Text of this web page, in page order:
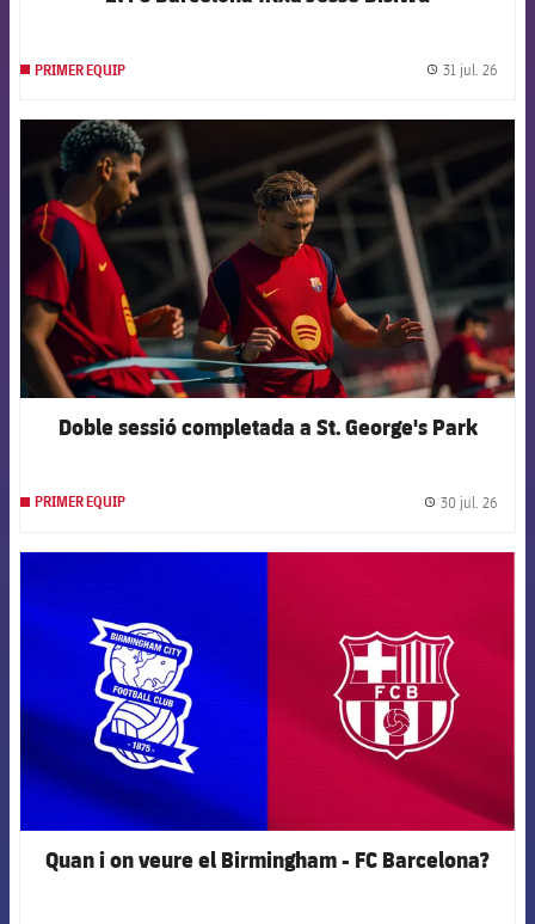
PRIMER EQUIP 31 jul. 26
FCB Barcelona badge
Doble sessió completada a St. George's Park
PRIMER EQUIP 30 jul. 26
Quan i on veure el Birmingham - FC Barcelona?